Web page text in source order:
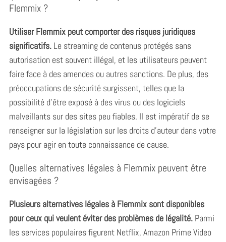
Flemmix ?
Utiliser Flemmix peut comporter des risques juridiques
significatifs.Le streaming de contenus protégés sans
autorisation est souvent illégal, et les utilisateurs peuvent
faire face à des amendes ou autres sanctions. De plus, des
préoccupations de sécurité surgissent, telles que la
possibilité d’être exposé à des virus ou des logiciels
malveillants sur des sites peu fiables. Il est impératif de se
renseigner sur la législation sur les droits d’auteur dans votre
pays pour agir en toute connaissance de cause.
Quelles alternatives légales à Flemmix peuvent être
envisagées ?
Plusieurs alternatives légales à Flemmix sont disponibles
pour ceux qui veulent éviter des problèmes de légalité.Parmi
les services populaires figurent Netflix, Amazon Prime Video